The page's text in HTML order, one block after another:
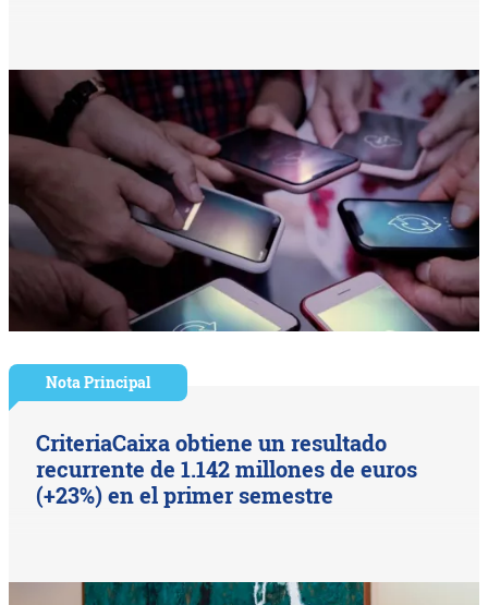
Nota Principal
CriteriaCaixa obtiene un resultado
recurrente de 1.142 millones de euros
(+23%) en el primer semestre